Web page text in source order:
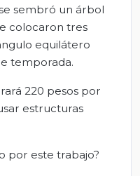
sembró un árbol
colocaron tres
equilátero
temporada.
220 pesos por
estructuras
por este trabajo?